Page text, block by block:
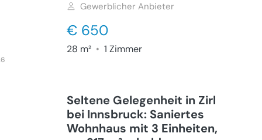
Gewerblicher Anbieter
€ 650
28 m² • 1 Zimmer
Seltene Gelegenheit in Zirl
bei Innsbruck: Saniertes
Wohnhaus mit 3 Einheiten,